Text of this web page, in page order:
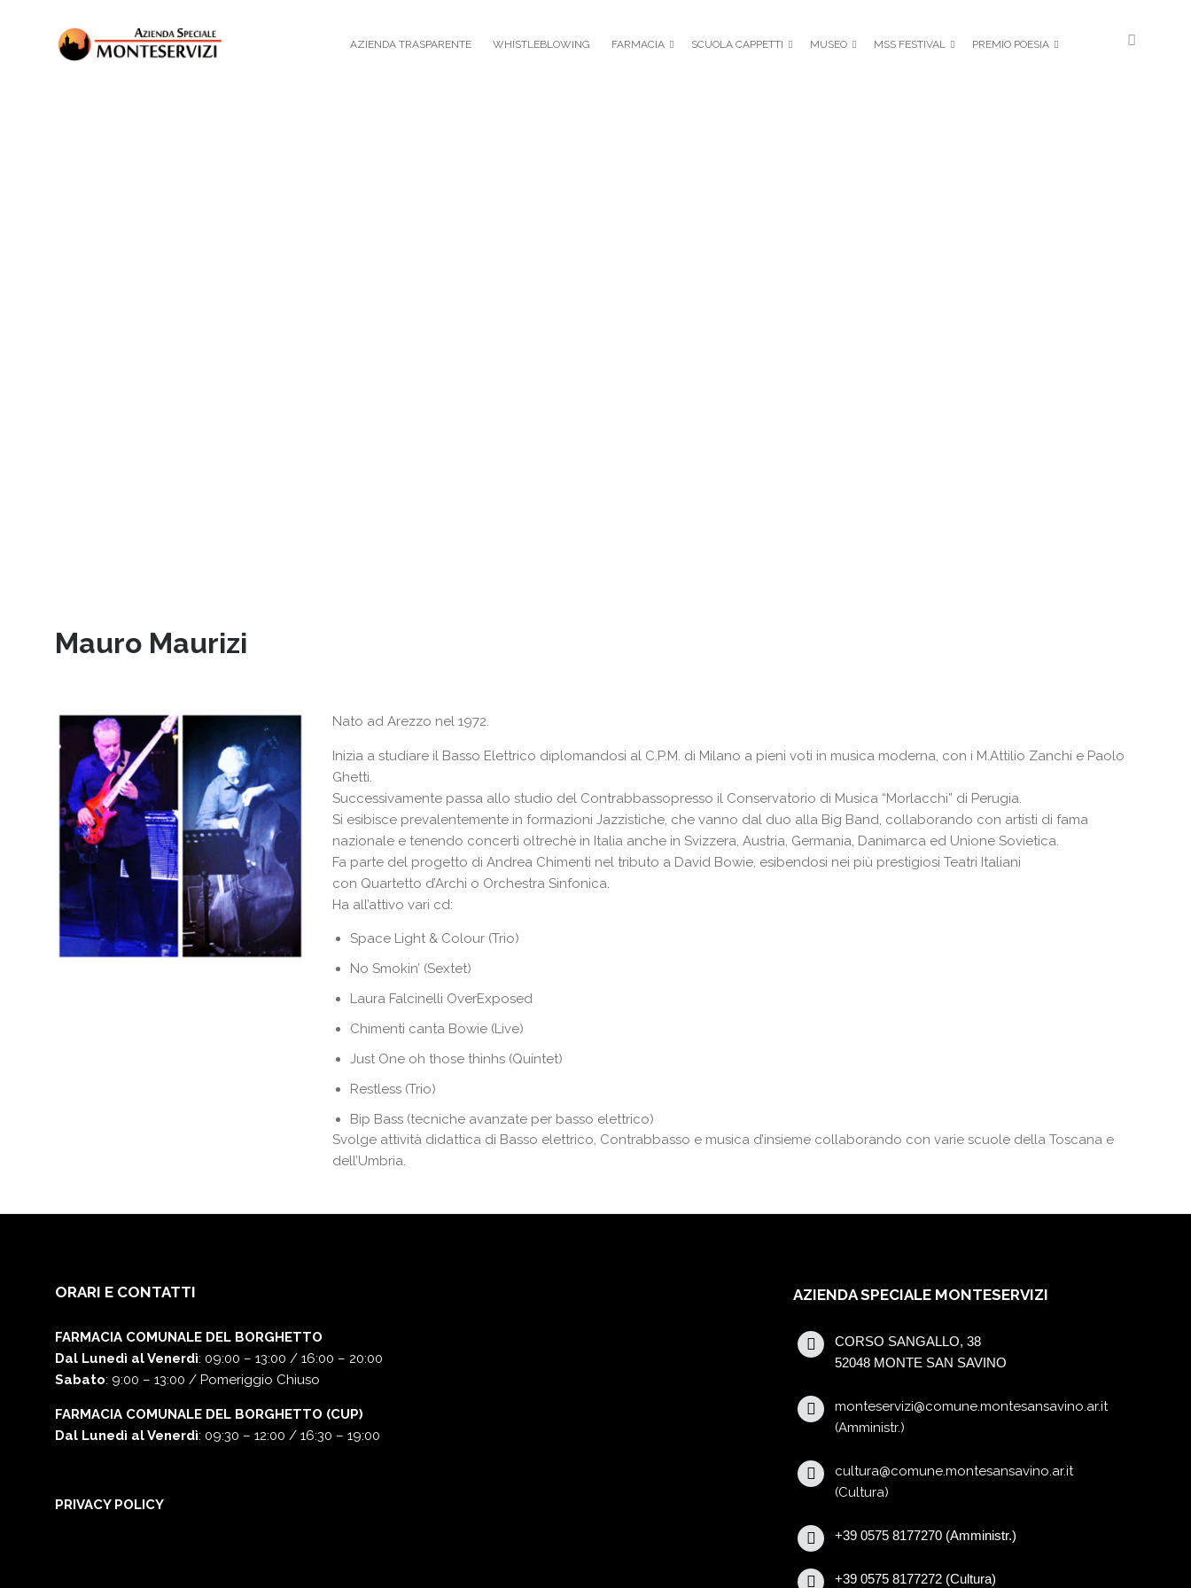
AZIENDA TRASPARENTE WHISTLEBLOWING FARMACIA SCUOLA CAPPETTI MUSEO MSS FESTIVAL PREMIO POESIA
Mauro Maurizi
Nato ad Arezzo nel 1972.
Inizia a studiare il Basso Elettrico diplomandosi al C.P.M. di Milano a pieni voti in musica moderna, con i M.Attilio Zanchi e Paolo
Ghetti.
Successivamente passa allo studio del Contrabbassopresso il Conservatorio di Musica “Morlacchi” di Perugia.
Si esibisce prevalentemente in formazioni Jazzistiche, che vanno dal duo alla Big Band, collaborando con artisti di fama
nazionale e tenendo concerti oltrechè in Italia anche in Svizzera, Austria, Germania, Danimarca ed Unione Sovietica.
Fa parte del progetto di Andrea Chimenti nel tributo a David Bowie, esibendosi nei più prestigiosi Teatri Italiani
con Quartetto d’Archi o Orchestra Sinfonica.
Ha all’attivo vari cd:
Space Light & Colour (Trio)
No Smokin’ (Sextet)
Laura Falcinelli OverExposed
Chimenti canta Bowie (Live)
Just One oh those thinhs (Quintet)
Restless (Trio)
Bip Bass (tecniche avanzate per basso elettrico)
Svolge attività didattica di Basso elettrico, Contrabbasso e musica d’insieme collaborando con varie scuole della Toscana e
dell’Umbria.
ORARI E CONTATTI
FARMACIA COMUNALE DEL BORGHETTO
Dal Lunedì al Venerdì: 09:00 – 13:00 / 16:00 – 20:00
Sabato: 9:00 – 13:00 / Pomeriggio Chiuso
FARMACIA COMUNALE DEL BORGHETTO (CUP)
Dal Lunedì al Venerdì: 09:30 – 12:00 / 16:30 – 19:00
PRIVACY POLICY
AZIENDA SPECIALE MONTESERVIZI
CORSO SANGALLO, 38
52048 MONTE SAN SAVINO
monteservizi@comune.montesansavino.ar.it
(Amministr.)
cultura@comune.montesansavino.ar.it
(Cultura)
+39 0575 8177270 (Amministr.)
+39 0575 8177272 (Cultura)